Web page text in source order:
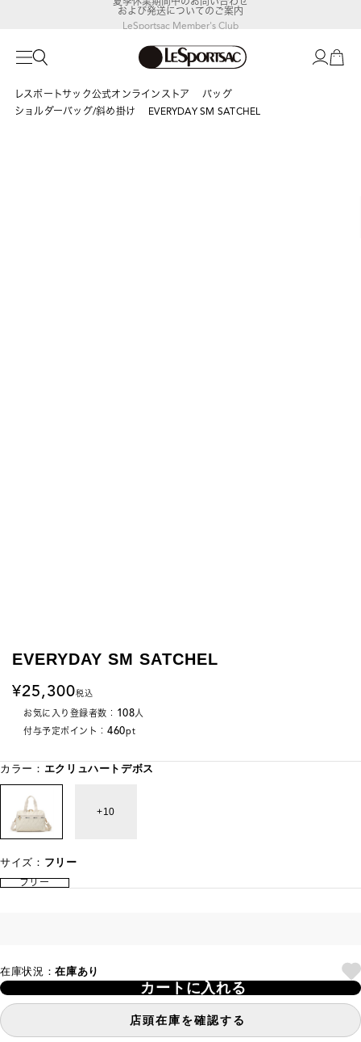
LeSportsac Member's Club
ポイントアップキャンペーン開催中
および発送についてのご案内
レスポートサック公式オンラインストア
バッグ
ショルダーバッグ/斜め掛け
EVERYDAY SM SATCHEL
EVERYDAY SM SATCHEL
25,300税込
お気に入り登録者数： 108人
付与予定ポイント： 460pt
カラー： エクリュハートデボス
10
サイズ： フリー
フリー
在庫状況：在庫あり
カートに入れる
店頭在庫を確認する